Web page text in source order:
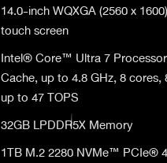
14.0-inch WQXGA (2560 x
touch screen
Intel® Core™ Ultra 7
Cache, up to 4.8 GHz, 8
up to 47 TOPS
32GB LPDDR5X Memory
1TB M.2 2280 NVMe™ PCIe®